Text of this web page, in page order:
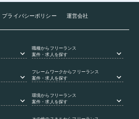
プライバシーポリシー 運営会社
職種からフリーランス
案件・求人を探す
フレームワークからフリーランス
案件・求人を探す
環境からフリーランス
案件・求人を探す